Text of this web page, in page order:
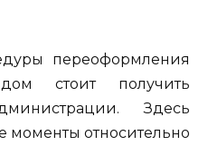
переоформления
стоит получить
Здесь
моменты относительно